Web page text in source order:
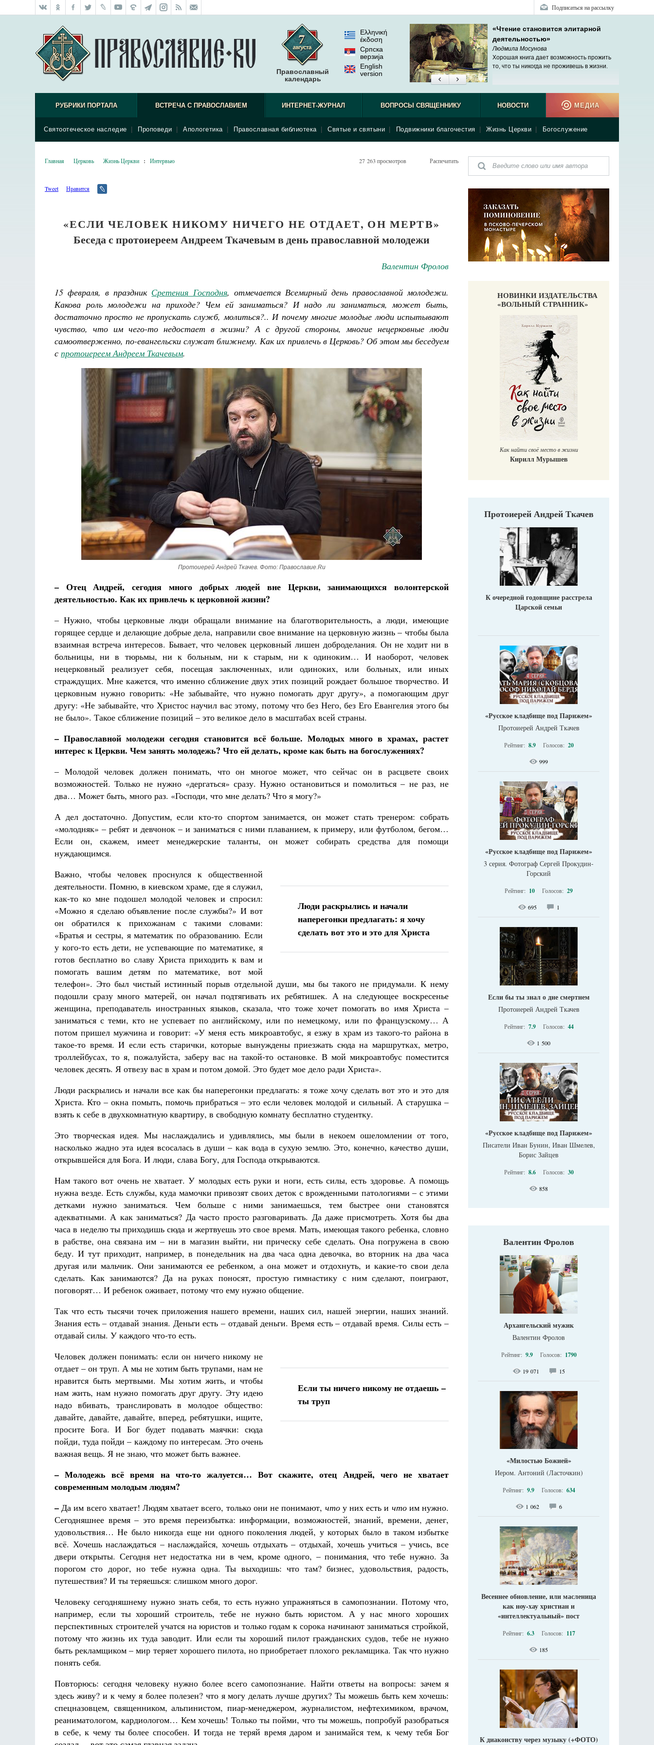
Подписаться на рассылку
Православный
календарь
Ελληνική
έκδοση
Српска
верзиjа
English
version
«Чтение становится элитарной
деятельностью»
Людмила Мосунова
Хорошая книга дает возможность прожить
то, что ты никогда не проживешь в жизни.
РУБРИКИ ПОРТАЛА ВСТРЕЧА С ПРАВОСЛАВИЕМ
Святоотеческое наследие Проповеди Апологетика Православная библиотека Святые и святыни Подвижники благочестия Жизнь Церкви Богослужение
ИНТЕРНЕТ-ЖУРНАЛ ВОПРОСЫ СВЯЩЕННИКУ НОВОСТИ МЕДИА
Главная Церковь Жизнь Церкви : Интервью 27 263 просмотров Распечатать
Tweet Нравится
«ЕСЛИ ЧЕЛОВЕК НИКОМУ НИЧЕГО НЕ ОТДАЕТ, ОН МЕРТВ»
Беседа с протоиереем Андреем Ткачевым в день православной молодежи
Валентин Фролов
15 февраля, в праздник Сретения Господня, отмечается Всемирный день православной молодежи.
Какова роль молодежи на приходе? Чем ей заниматься? И надо ли заниматься, может быть,
достаточно просто не пропускать служб, молиться?.. И почему многие молодые люди испытывают
чувство, что им чего-то недостает в жизни? А с другой стороны, многие нецерковные люди
самоотверженно, по-евангельски служат ближнему. Как их привлечь в Церковь? Об этом мы беседуем
с протоиереем Андреем Ткачевым.
Протоиерей Андрей Ткачев. Фото: Православие.Ru
– Отец Андрей, сегодня много добрых людей вне Церкви, занимающихся волонтерской
деятельностью. Как их привлечь к церковной жизни?
– Нужно, чтобы церковные люди обращали внимание на благотворительность, а люди, имеющие
горящее сердце и делающие добрые дела, направили свое внимание на церковную жизнь – чтобы была
взаимная встреча интересов. Бывает, что человек церковный лишен доброделания. Он не ходит ни в
больницы, ни в тюрьмы, ни к больным, ни к старым, ни к одиноким… И наоборот, человек
нецерковный реализует себя, посещая заключенных, или одиноких, или больных, или иных
страждущих. Мне кажется, что именно сближение двух этих позиций рождает большое творчество. И
церковным нужно говорить: «Не забывайте, что нужно помогать друг другу», а помогающим друг
другу: «Не забывайте, что Христос научил вас этому, потому что без Него, без Его Евангелия этого бы
не было». Такое сближение позиций – это великое дело в масштабах всей страны.
– Православной молодежи сегодня становится всё больше. Молодых много в храмах, растет
интерес к Церкви. Чем занять молодежь? Что ей делать, кроме как быть на богослужениях?
– Молодой человек должен понимать, что он многое может, что сейчас он в расцвете своих
возможностей. Только не нужно «дергаться» сразу. Нужно остановиться и помолиться – не раз, не
два… Может быть, много раз. «Господи, что мне делать? Что я могу?»
А дел достаточно. Допустим, если кто-то спортом занимается, он может стать тренером: собрать
«молодняк» – ребят и девчонок – и заниматься с ними плаванием, к примеру, или футболом, бегом…
Если он, скажем, имеет менеджерские таланты, он может собирать средства для помощи
нуждающимся.
Люди раскрылись и начали
наперегонки предлагать: я хочу
сделать вот это и это для Христа
Важно, чтобы человек проснулся к общественной
деятельности. Помню, в киевском храме, где я служил,
как-то ко мне подошел молодой человек и спросил:
«Можно я сделаю объявление после службы?» И вот
он обратился к прихожанам с такими словами:
«Братья и сестры, я математик по образованию. Если
у кого-то есть дети, не успевающие по математике, я
готов бесплатно во славу Христа приходить к вам и
помогать вашим детям по математике, вот мой
телефон». Это был чистый истинный порыв отдельной души, мы бы такого не придумали. К нему
подошли сразу много матерей, он начал подтягивать их ребятишек. А на следующее воскресенье
женщина, преподаватель иностранных языков, сказала, что тоже хочет помогать во имя Христа –
заниматься с теми, кто не успевает по английскому, или по немецкому, или по французскому… А
потом пришел мужчина и говорит: «У меня есть микроавтобус, я езжу в храм из такого-то района в
такое-то время. И если есть старички, которые вынуждены приезжать сюда на маршрутках, метро,
троллейбусах, то я, пожалуйста, заберу вас на такой-то остановке. В мой микроавтобус поместится
человек десять. Я отвезу вас в храм и потом домой. Это будет мое дело ради Христа».
Люди раскрылись и начали все как бы наперегонки предлагать: я тоже хочу сделать вот это и это для
Христа. Кто – окна помыть, помочь прибраться – это если человек молодой и сильный. А старушка –
взять к себе в двухкомнатную квартиру, в свободную комнату бесплатно студентку.
Это творческая идея. Мы наслаждались и удивлялись, мы были в некоем ошеломлении от того,
насколько жадно эта идея всосалась в души – как вода в сухую землю. Это, конечно, качество души,
открывшейся для Бога. И люди, слава Богу, для Господа открываются.
Нам такого вот очень не хватает. У молодых есть руки и ноги, есть силы, есть здоровье. А помощь
нужна везде. Есть службы, куда мамочки привозят своих деток с врожденными патологиями – с этими
детками нужно заниматься. Чем больше с ними занимаешься, тем быстрее они становятся
адекватными. А как заниматься? Да часто просто разговаривать. Да даже присмотреть. Хотя бы два
часа в неделю ты приходишь сюда и жертвуешь это свое время. Мать, имеющая такого ребенка, словно
в рабстве, она связана им – ни в магазин выйти, ни прическу себе сделать. Она погружена в свою
беду. И тут приходит, например, в понедельник на два часа одна девочка, во вторник на два часа
другая или мальчик. Они занимаются ее ребенком, а она может и отдохнуть, и какие-то свои дела
сделать. Как занимаются? Да на руках поносят, простую гимнастику с ним сделают, поиграют,
поговорят… И ребенок оживает, потому что ему нужно общение.
Так что есть тысячи точек приложения нашего времени, наших сил, нашей энергии, наших знаний.
Знания есть – отдавай знания. Деньги есть – отдавай деньги. Время есть – отдавай время. Силы есть –
отдавай силы. У каждого что-то есть.
Если ты ничего никому не отдаешь –
ты труп
Человек должен понимать: если он ничего никому не
отдает – он труп. А мы не хотим быть трупами, нам не
нравится быть мертвыми. Мы хотим жить, и чтобы
нам жить, нам нужно помогать друг другу. Эту идею
надо вбивать, транслировать в молодое общество:
давайте, давайте, давайте, вперед, ребятушки, ищите,
просите Бога. И Бог будет подавать маячки: сюда
пойди, туда пойди – каждому по интересам. Это очень
важная вещь. Я не знаю, что может быть важнее.
– Молодежь всё время на что-то жалуется… Вот скажите, отец Андрей, чего не хватает
современным молодым людям?
– Да им всего хватает! Людям хватает всего, только они не понимают, чтоу них есть и чтоим нужно.
Сегодняшнее время – это время переизбытка: информации, возможностей, знаний, времени, денег,
удовольствия… Не было никогда еще ни одного поколения людей, у которых было в таком избытке
всё. Хочешь наслаждаться – наслаждайся, хочешь отдыхать – отдыхай, хочешь учиться – учись, все
двери открыты. Сегодня нет недостатка ни в чем, кроме одного, – понимания, что тебе нужно. За
порогом сто дорог, но тебе нужна одна. Ты выходишь: что там? бизнес, удовольствия, радость,
путешествия? И ты теряешься: слишком много дорог.
Человеку сегодняшнему нужно знать себя, то есть нужно упражняться в самопознании. Потому что,
например, если ты хороший строитель, тебе не нужно быть юристом. А у нас много хороших
перспективных строителей учатся на юристов и только годам к сорока начинают заниматься стройкой,
потому что жизнь их туда заводит. Или если ты хороший пилот гражданских судов, тебе не нужно
быть рекламщиком – мир теряет хорошего пилота, но приобретает плохого рекламщика. Так что нужно
понять себя.
Повторюсь: сегодня человеку нужно более всего самопознание. Найти ответы на вопросы: зачем я
здесь живу? и к чему я более полезен? что я могу делать лучше других? Ты можешь быть кем хочешь:
спецназовцем, священником, альпинистом, пиар-менеджером, журналистом, нефтехимиком, врачом,
реаниматологом, кардиологом… Кем хочешь! Только ты пойми, что ты можешь, попробуй разобраться
в себе, к чему ты более способен. И тогда не теряй время даром и занимайся тем, к чему тебя Бог
НОВИНКИ ИЗДАТЕЛЬСТВА
«ВОЛЬНЫЙ СТРАННИК»
Как найти своё место в жизни
Кирилл Мурышев
Протоиерей Андрей Ткачев
К очередной годовщине расстрела
Царской семьи
«Русское кладбище под Парижем»
Протоиерей Андрей Ткачев
Рейтинг: 8.9 Голосов: 20
999
«Русское кладбище под Парижем»
3 серия. Фотограф Сергей Прокудин-
Горский
Рейтинг: 10 Голосов: 29
695 1
Если бы ты знал о дне смертнем
Протоиерей Андрей Ткачев
Рейтинг: 7.9 Голосов: 44
1 500
«Русское кладбище под Парижем»
Писатели Иван Бунин, Иван Шмелев,
Борис Зайцев
Рейтинг: 8.6 Голосов: 30
858
Валентин Фролов
Архангельский мужик
Валентин Фролов
Рейтинг: 9.9 Голосов: 1790
19 071 15
«Милостью Божией»
Иером. Антоний (Ласточкин)
Рейтинг: 9.9 Голосов: 634
1 062 6
Весеннее обновление, или масленица
как ноу-хау христиан и
«интеллектуальный» пост
Рейтинг: 6.3 Голосов: 117
185
К диаконству через музыку (+ФОТО)